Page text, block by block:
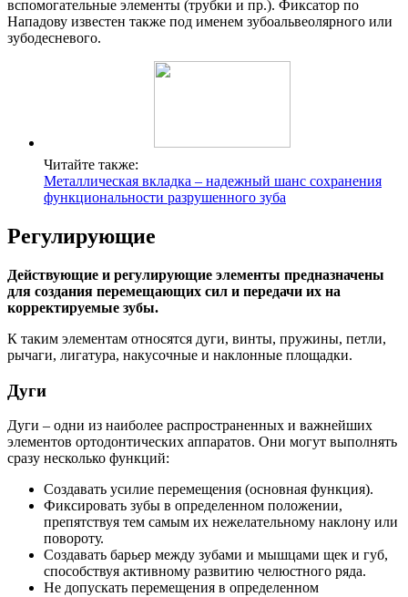
вспомогательные элементы (трубки и пр.). Фиксатор по
Нападову известен также под именем зубоальвеолярного или
зубодесневого.
Читайте также:
Металлическая вкладка – надежный шанс сохранения
функциональности разрушенного зуба
Регулирующие
Действующие и регулирующие элементы предназначены
для создания перемещающих сил и передачи их на
корректируемые зубы.
К таким элементам относятся дуги, винты, пружины, петли,
рычаги, лигатура, накусочные и наклонные площадки.
Дуги
Дуги – одни из наиболее распространенных и важнейших
элементов ортодонтических аппаратов. Они могут выполнять
сразу несколько функций:
Создавать усилие перемещения (основная функция).
Фиксировать зубы в определенном положении,
препятствуя тем самым их нежелательному наклону или
повороту.
Создавать барьер между зубами и мышцами щек и губ,
способствуя активному развитию челюстного ряда.
Не допускать перемещения в определенном